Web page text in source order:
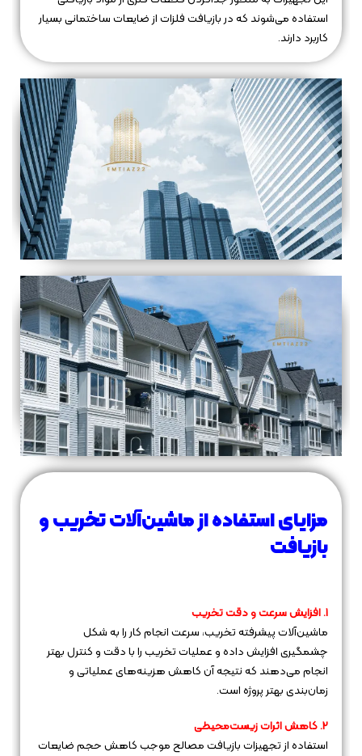
استفاده می‌شوند که در بازیافت فلزات از ضایعات ساختمانی بسیار
کاربرد دارند.
مزایای استفاده از ماشین‌آلات تخریب و
بازیافت
1. افزایش سرعت و دقت تخریب
ماشین‌آلات پیشرفته تخریب، سرعت انجام کار را به شکل
چشمگیری افزایش داده و عملیات تخریب را با دقت و کنترل بهتر
انجام می‌دهند که نتیجه آن کاهش هزینه‌های عملیاتی و
زمان‌بندی بهتر پروژه است.
2. کاهش اثرات زیست‌محیطی
استفاده از تجهیزات بازیافت مصالح موجب کاهش حجم ضایعات